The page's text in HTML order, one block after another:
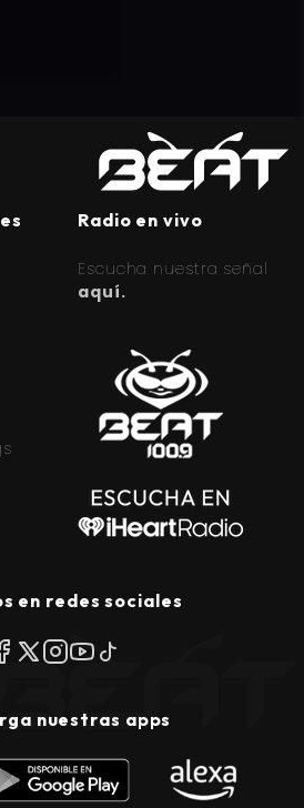
Radio en vivo
Escucha nuestra señal
aquí.
en redes sociales
nuestras apps